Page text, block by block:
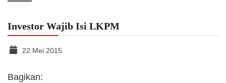
Investor Wajib Isi LKPM
22 Mei 2015
Bagikan: